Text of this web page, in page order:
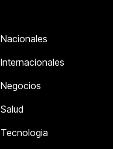
Nacionales
Internacionales
Negocios
Salud
Tecnologia